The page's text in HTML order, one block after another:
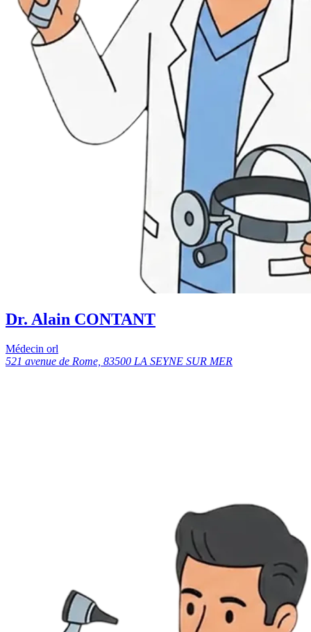
Dr. Alain CONTANT
Médecin orl
521 avenue de Rome, 83500 LA SEYNE SUR MER